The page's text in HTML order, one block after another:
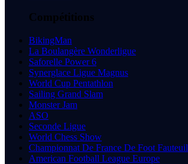
Compétitions
BikingMan
La Boulangère Wonderligue
Saforelle Power 6
Synerglace Ligue Magnus
World Cup Pentathlon
Sailing Grand Slam
Monster Jam
ASO
Seconde Ligue
World Chess Show
Championnat De France De Foot Fauteuil
American Football League Europe